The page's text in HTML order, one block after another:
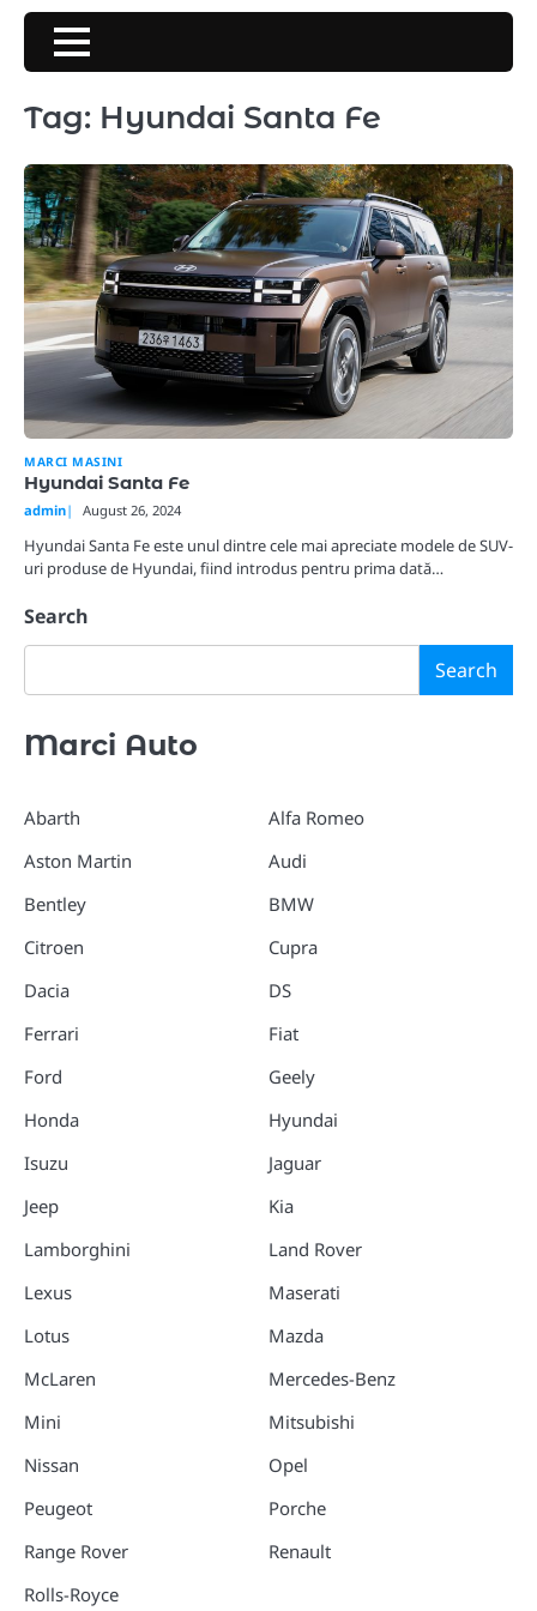
Skip
content
Tag: Hyundai Santa Fe
MARCI MASINI
Hyundai Santa Fe
admin August 26, 2024
Hyundai Santa Fe este unul dintre cele mai apreciate modele de SUV-
uri produse de Hyundai, fiind introdus pentru prima dată…
Search
Search
Marci Auto
Abarth
Aston Martin
Bentley
Citroen
Dacia
Ferrari
Ford
Honda
Isuzu
Jeep
Lamborghini
Lexus
Lotus
McLaren
Mini
Nissan
Peugeot
Range Rover
Rolls-Royce
Alfa Romeo
Audi
BMW
Cupra
DS
Fiat
Geely
Hyundai
Jaguar
Kia
Land Rover
Maserati
Mazda
Mercedes-Benz
Mitsubishi
Opel
Porche
Renault